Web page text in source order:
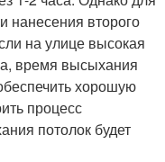
нанесения второго
на улице высокая
время высыхания
хорошую
процесс
потолок будет